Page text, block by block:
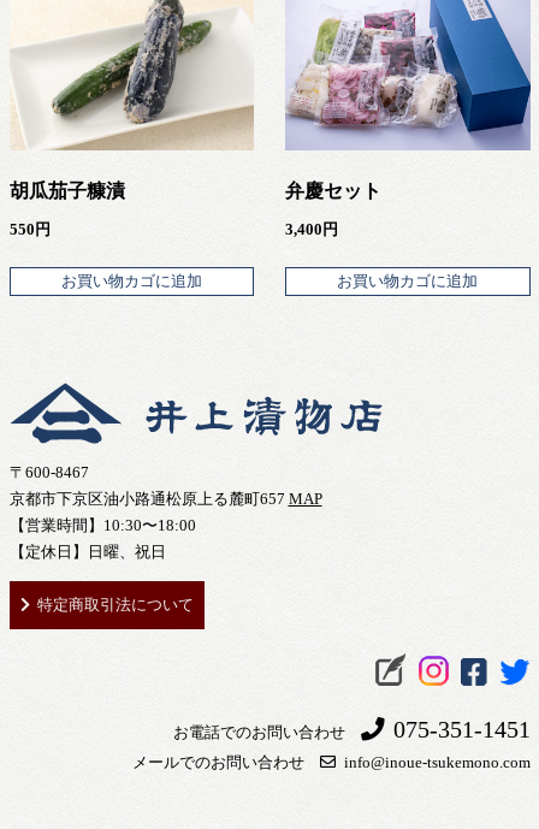
胡瓜茄子糠漬
550 円
お買い物カゴに追加
弁慶セット
3,400 円
お買い物カゴに追加
〒600-8467
京都市下京区油小路通松原上る麓町657 MAP
【営業時間】10:30〜18:00
【定休日】日曜、祝日
特定商取引法について
お電話でのお問い合わせ 075-351-1451
メールでのお問い合わせ info@inoue-tsukemono.com